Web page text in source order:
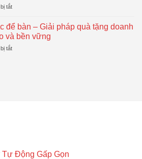
Quà
Doanh
Nghiệp
Động
Gọn
Đang
Xu
tắtở
Mẫu
Bánh
Trung
Thu
để bàn – Giải pháp quà tặng doanh
và bền vững
tắtở
doanh
Tự Động Gấp Gọn